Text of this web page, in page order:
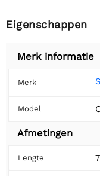
Eigenschappen
Merk informatie
Merk
Model
Afmetingen
Lengte